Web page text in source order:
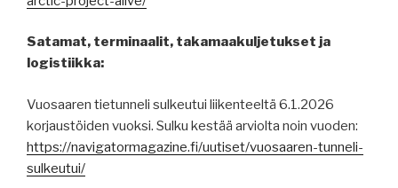
Satamat, terminaalit, takamaakuljetukset ja
logistiikka:
Vuosaaren tietunneli sulkeutui liikenteeltä 6.1.2026
korjaustöiden vuoksi. Sulku kestää arviolta noin vuoden:
https://navigatormagazine.fi/uutiset/vuosaaren-tunneli-
sulkeutui/